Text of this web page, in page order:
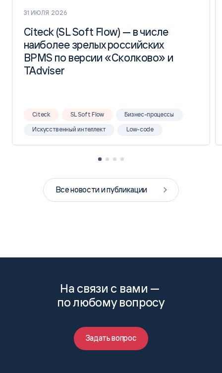
31 ИЮЛЯ 2026
Citeck (SL Soft Flow) — в числе
наиболее зрелых российских
BPMS по версии «Сколково» и
TAdviser
Citeck (SL Soft Flow) — в числе
наиболее зрелых российских
BPMS по версии «Сколково» и
TAdviser
Citeck SL Soft Flow Бизнес-процессы
Искусственный интеллект Low-code
Все новости и публикации
На связи с вами —
по любому вопросу
Задать вопрос